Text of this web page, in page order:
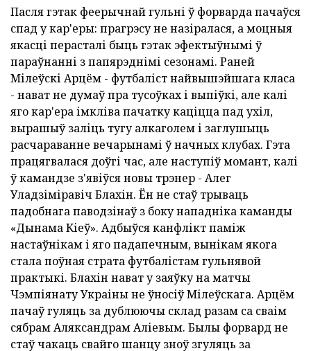
Пасля гэтак феерычнай гульні ў форварда пачаўся
спад у кар'еры: прагрэсу не назіралася, а моцныя
якасці перасталі быць гэтак эфектыўнымі ў
параўнанні з папярэднімі сезонамі. Раней
Мілеўскі Арцём - футбаліст найвышэйшага класа
- нават не думаў пра тусоўках і выпіўкі, але калі
яго кар'ера імкліва пачатку каціцца пад ухіл,
вырашыў заліць тугу алкаголем і заглушыць
расчараванне вечарынамі ў начных клубах. Гэта
працягвалася доўгі час, але наступіў момант, калі
ў камандзе з'явіўся новы трэнер - Алег
Уладзіміравіч Блахін. Ён не стаў трываць
падобнага паводзінаў з боку нападніка каманды
«Дынама Кіеў». Адбыўся канфлікт паміж
настаўнікам і яго падапечным, вынікам якога
стала поўная страта футбалістам гульнявой
практыкі. Блахін нават у заяўку на матчы
Чэмпіянату Украіны не ўносіў Мілеўскага. Арцём
пачаў гуляць за дублюючы склад разам са сваім
сябрам Аляксандрам Аліевым. Былы форвард не
стаў чакаць свайго шанцу зноў згуляць за